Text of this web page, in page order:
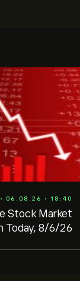
• 06.08.26 • 18:40
Stock Market
Today, 8/6/26?